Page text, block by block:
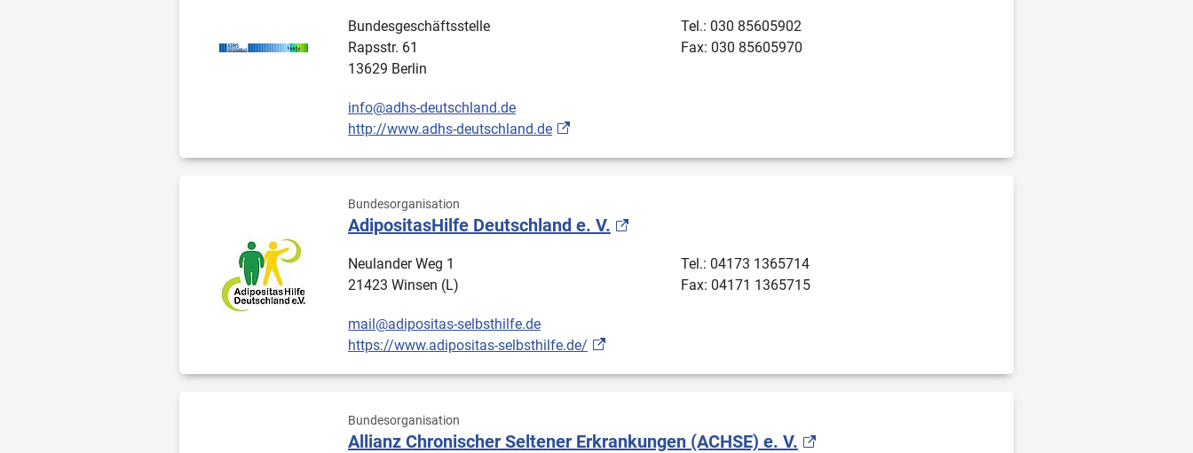
Bundesgeschäftsstelle
Rapsstr. 61
13629 Berlin
Tel.: 030 85605902
Fax: 030 85605970
info@adhs-deutschland.de
http://www.adhs-deutschland.de
Bundesorganisation
AdipositasHilfe Deutschland e. V.
Neulander Weg 1
21423 Winsen (L)
Tel.: 04173 1365714
Fax: 04171 1365715
mail@adipositas-selbsthilfe.de
https://www.adipositas-selbsthilfe.de/
Bundesorganisation
Allianz Chronischer Seltener Erkrankungen (ACHSE) e. V.